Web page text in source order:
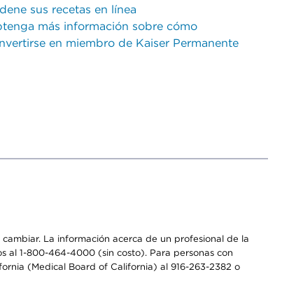
sus recetas en línea
más información sobre cómo
en miembro de Kaiser Permanente
La información acerca de un profesional de la
al 1-800-464-4000 (sin costo). Para personas con
(Medical Board of California) al 916-263-2382 o